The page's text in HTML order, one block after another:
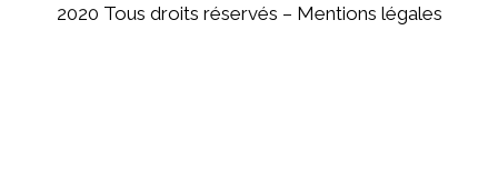
2020 Tous droits réservés – Mentions légales